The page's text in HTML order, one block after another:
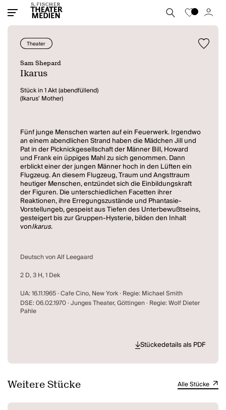
Theater
Sam Shepard
Ikarus
Stück in 1 Akt (abendfüllend)
(Ikarus' Mother)
Fünf junge Menschen warten auf ein Feuerwerk. Irgendwo
an einem abendlichen Strand haben die Mädchen Jill und
Pat in der Picknickgesellschaft der Männer Bill, Howard
und Frank ein üppiges Mahl zu sich genommen. Dann
erblickt einer der jungen Männer hoch in den Lüften ein
Flugzeug. An diesem Flugzeug, Traum und Angsttraum
heutiger Menschen, entzündet sich die Einbildungskraft
der Figuren. Die unterschiedlichen Facetten ihrer
Reaktionen, ihre Erregungszustände und Phantasie-
Vorstellungeb, gespeist aus Tiefen des Unterbewußtseins,
gesteigert bis zur Gruppen-Hysterie, bilden den Inhalt
vonIkarus.
Deutsch von Alf Leegaard
2 D, 3 H, 1 Dek
UA: 16.11.1965 · Cafe Cino, New York · Regie: Michael Smith
DSE: 06.02.1970 · Junges Theater, Göttingen · Regie: Wolf Dieter
Pahle
Stückedetails als PDF
Weitere Stücke Alle Stücke